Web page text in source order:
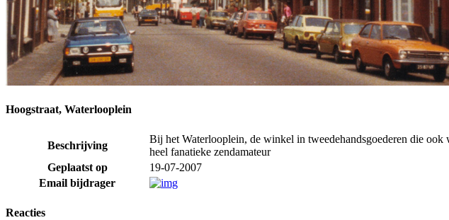
Hoogstraat, Waterlooplein
Beschrijving
Bij het Waterlooplein, de winkel in tweedehandsgoederen die
heel fanatieke zendamateur
Geplaatst op
19-07-2007
Email bijdrager
Reacties